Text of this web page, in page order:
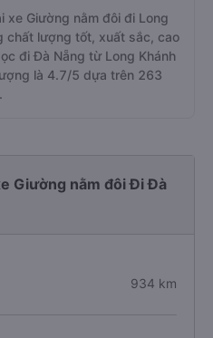
xe Giường nằm đôi đi Long
chất lượng tốt, xuất sắc, cao
đi Đà Nẵng từ Long Khánh
là 4.7/5 dựa trên 263
Giường nằm đôi Đi Đà
934 km